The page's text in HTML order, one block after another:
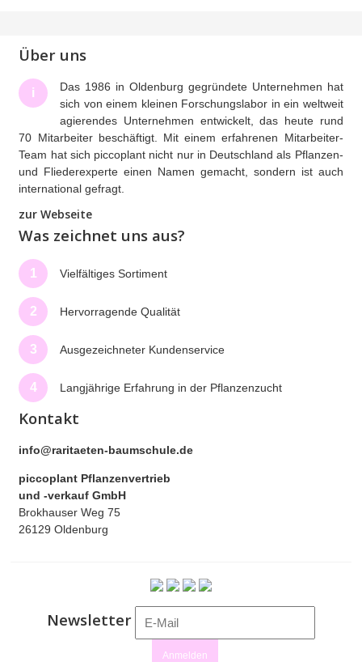
Über uns
i
Das 1986 in Oldenburg gegründete Unternehmen hat
sich von einem kleinen Forschungslabor in ein weltweit
agierendes Unternehmen entwickelt, das heute rund
70 Mitarbeiter beschäftigt. Mit einem erfahrenen Mitarbeiter-
Team hat sich piccoplant nicht nur in Deutschland als Pflanzen-
und Fliederexperte einen Namen gemacht, sondern ist auch
international gefragt.
zur Webseite
Was zeichnet uns aus?
1 Vielfältiges Sortiment
2 Hervorragende Qualität
3 Ausgezeichneter Kundenservice
4 Langjährige Erfahrung in der Pflanzenzucht
Kontakt
info@raritaeten-baumschule.de
piccoplant Pflanzenvertrieb
und -verkauf GmbH
Brokhauser Weg 75
26129 Oldenburg
Newsletter
Anmelden